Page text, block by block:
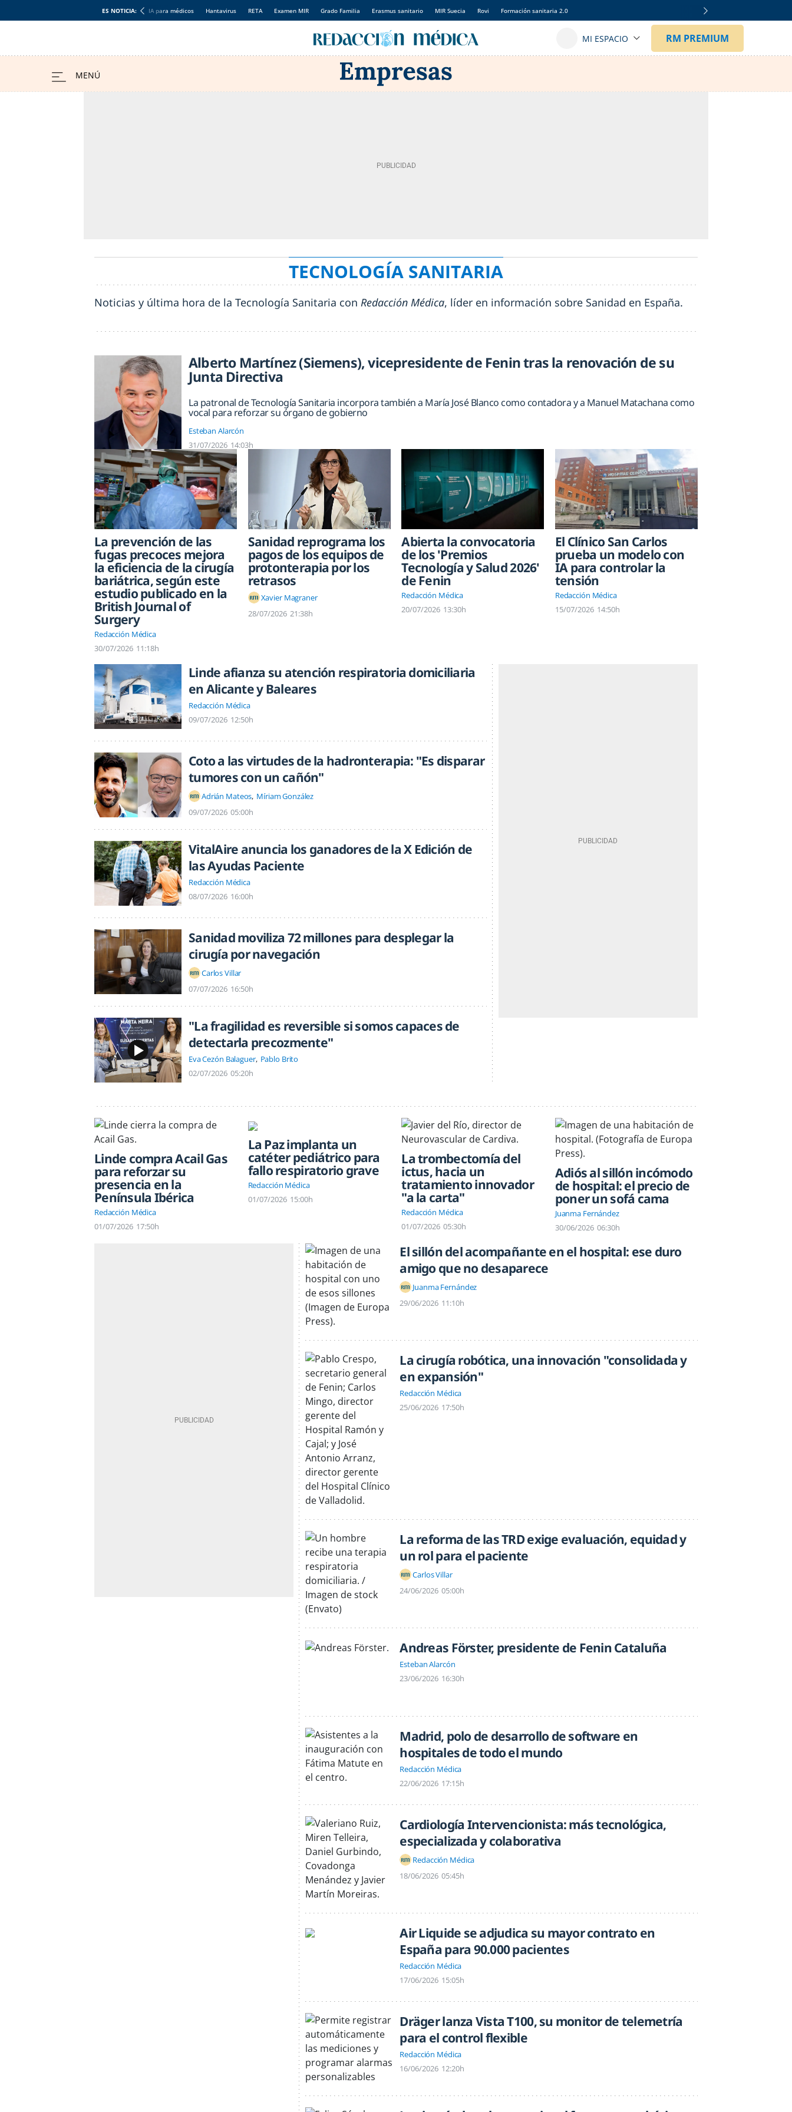
ES NOTICIA: IA para médicos Hantavirus RETA Examen MIR Grado Familia Erasmus sanitario MIR Suecia Rovi Formación sanitaria 2.0
TECNOLOGÍA SANITARIA
Noticias y última hora de la Tecnología Sanitaria con Redacción Médica, líder en información sobre Sanidad en España.
Alberto Martínez (Siemens), vicepresidente de Fenin tras la renovación de su
Junta Directiva
La patronal de Tecnología Sanitaria incorpora también a María José Blanco como contadora y a Manuel Matachana como
vocal para reforzar su órgano de gobierno
Esteban Alarcón
31/07/2026 14:03h
La prevención de las
fugas precoces mejora
la eficiencia de la cirugía
bariátrica, según este
estudio publicado en la
British Journal of
Surgery
Redacción Médica
30/07/2026 11:18h
Sanidad reprograma los
pagos de los equipos de
protonterapia por los
retrasos
Xavier Magraner
28/07/2026 21:38h
Abierta la convocatoria
de los 'Premios
Tecnología y Salud 2026'
de Fenin
Redacción Médica
20/07/2026 13:30h
El Clínico San Carlos
prueba un modelo con
IA para controlar la
tensión
Redacción Médica
15/07/2026 14:50h
Linde afianza su atención respiratoria domiciliaria
en Alicante y Baleares
Redacción Médica
09/07/2026 12:50h
Coto a las virtudes de la hadronterapia: "Es disparar
tumores con un cañón"
Adrián Mateos Míriam González
09/07/2026 05:00h
VitalAire anuncia los ganadores de la X Edición de
las Ayudas Paciente
Redacción Médica
08/07/2026 16:00h
Sanidad moviliza 72 millones para desplegar la
cirugía por navegación
Carlos Villar
07/07/2026 16:50h
"La fragilidad es reversible si somos capaces de
detectarla precozmente"
Eva Cezón Balaguer Pablo Brito
02/07/2026 05:20h
Linde compra Acail Gas
para reforzar su
presencia en la
Península Ibérica
Redacción Médica
01/07/2026 17:50h
La Paz implanta un
catéter pediátrico para
fallo respiratorio grave
Redacción Médica
01/07/2026 15:00h
La trombectomía del
ictus, hacia un
tratamiento innovador
"a la carta"
Redacción Médica
01/07/2026 05:30h
Adiós al sillón incómodo
de hospital: el precio de
poner un sofá cama
Juanma Fernández
30/06/2026 06:30h
El sillón del acompañante en el hospital: ese duro
amigo que no desaparece
Juanma Fernández
29/06/2026 11:10h
La cirugía robótica, una innovación "consolidada y
en expansión"
Redacción Médica
25/06/2026 17:50h
La reforma de las TRD exige evaluación, equidad y
un rol para el paciente
Carlos Villar
24/06/2026 05:00h
Andreas Förster, presidente de Fenin Cataluña
Esteban Alarcón
23/06/2026 16:30h
Madrid, polo de desarrollo de software en
hospitales de todo el mundo
Redacción Médica
22/06/2026 17:15h
Cardiología Intervencionista: más tecnológica,
especializada y colaborativa
Redacción Médica
18/06/2026 05:45h
Air Liquide se adjudica su mayor contrato en
España para 90.000 pacientes
Redacción Médica
17/06/2026 15:05h
Dräger lanza Vista T100, su monitor de telemetría
para el control flexible
Redacción Médica
16/06/2026 12:20h